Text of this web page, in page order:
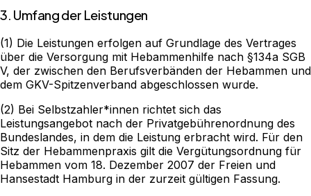
3. Umfang der Leistungen
(1) Die Leistungen erfolgen auf Grundlage des Vertrages
über die Versorgung mit Hebammenhilfe nach §134a SGB
V, der zwischen den Berufsverbänden der Hebammen und
dem GKV-Spitzenverband abgeschlossen wurde.
(2) Bei Selbstzahler*innen richtet sich das
Leistungsangebot nach der Privatgebührenordnung des
Bundeslandes, in dem die Leistung erbracht wird. Für den
Sitz der Hebammenpraxis gilt die Vergütungsordnung für
Hebammen vom 18. Dezember 2007 der Freien und
Hansestadt Hamburg in der zurzeit gültigen Fassung.